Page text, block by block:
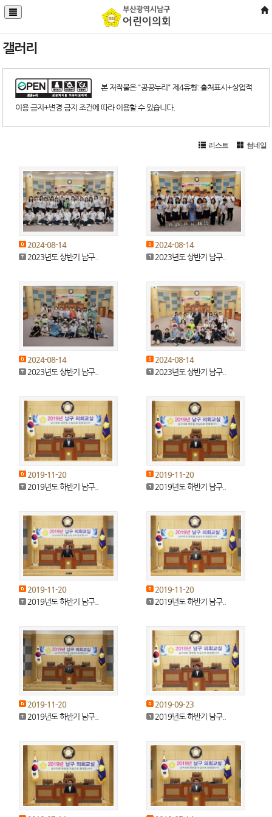
갤러리
본 저작물은 "공공누리" 제4유형: 출처표시+상업적
이용 금지+변경 금지 조건에 따라 이용할 수 있습니다.
리스트 썸네일
2024-08-14
2023년도 상반기 남구..
2024-08-14
2023년도 상반기 남구..
2024-08-14
2023년도 상반기 남구..
2024-08-14
2023년도 상반기 남구..
2019-11-20
2019년도 하반기 남구..
2019-11-20
2019년도 하반기 남구..
2019-11-20
2019년도 하반기 남구..
2019-11-20
2019년도 하반기 남구..
2019-11-20
2019년도 하반기 남구..
2019-09-23
2019년도 하반기 남구..